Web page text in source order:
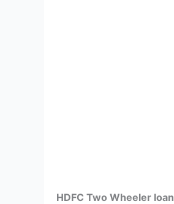
HDFC Two Wheeler loan